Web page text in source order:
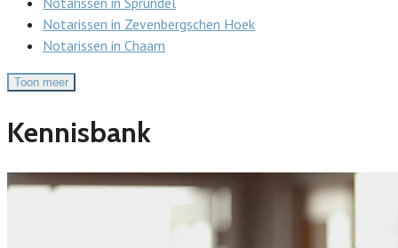
Notarissen in Zevenbergschen Hoek
Notarissen in Chaam
Toon meer
Kennisbank